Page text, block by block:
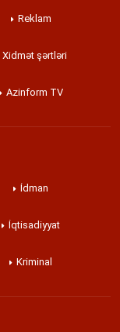
Reklam
Xidmət şərtləri
Azinform TV
İdman
İqtisadiyyat
Kriminal